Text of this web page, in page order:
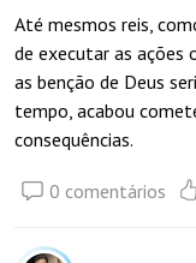
Até mesmos reis,
de executar as ações
as benção de Deus
tempo, acabou
consequências.
0 comentários